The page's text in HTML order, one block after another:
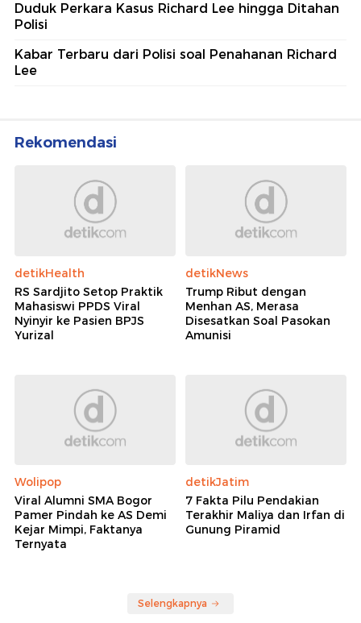
Duduk Perkara Kasus Richard Lee hingga Ditahan
Polisi
Kabar Terbaru dari Polisi soal Penahanan Richard
Lee
Rekomendasi
detikHealth
RS Sardjito Setop Praktik
Mahasiswi PPDS Viral
Nyinyir ke Pasien BPJS
Yurizal
detikNews
Trump Ribut dengan
Menhan AS, Merasa
Disesatkan Soal Pasokan
Amunisi
Wolipop
Viral Alumni SMA Bogor
Pamer Pindah ke AS Demi
Kejar Mimpi, Faktanya
Ternyata
detikJatim
7 Fakta Pilu Pendakian
Terakhir Maliya dan Irfan di
Gunung Piramid
Selengkapnya